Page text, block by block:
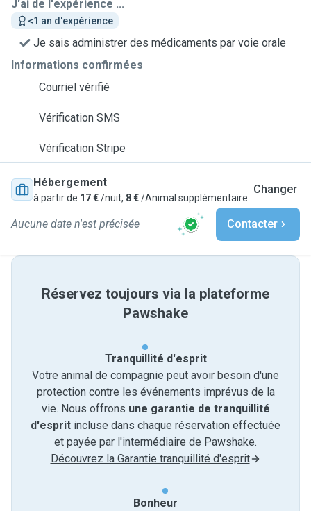
J'ai de l'expérience ...
<1 an d'expérience
Je sais administrer des médicaments par voie orale
Informations confirmées
Courriel vérifié
Vérification SMS
Vérification Stripe
Hébergement
à partir de 17 €/nuit, 8 €/Animal supplémentaire
Changer
Aucune date n'est précisée Contacter
Réservez toujours via la plateforme
Pawshake
Tranquillité d'esprit
Votre animal de compagnie peut avoir besoin d'une
protection contre les événements imprévus de la
vie. Nous offrons une garantie de tranquillité
d'esprit incluse dans chaque réservation effectuée
et payée par l'intermédiaire de Pawshake.
Découvrez la Garantie tranquillité d'esprit
Bonheur